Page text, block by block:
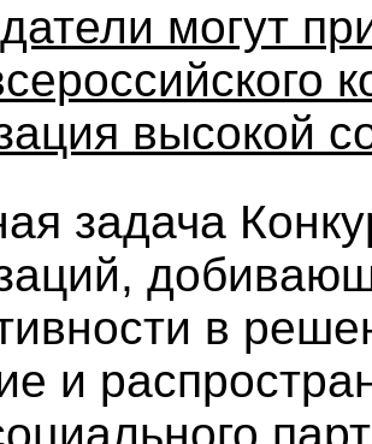
могут
высокой
задача
в
и